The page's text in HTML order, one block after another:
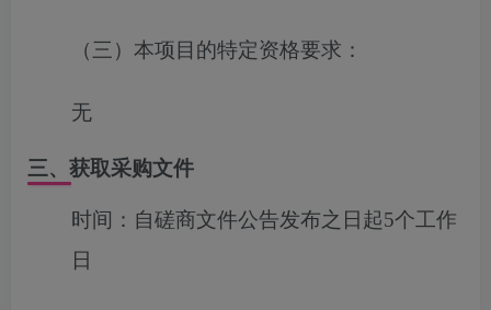
（三）本项目的特定资格要求：
无
三、获取采购文件
时间： 自磋商文件公告发布之日起5个工作
日